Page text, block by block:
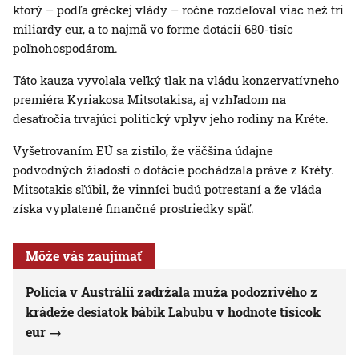
ktorý – podľa gréckej vlády – ročne rozdeľoval viac než tri
miliardy eur, a to najmä vo forme dotácií 680-tisíc
poľnohospodárom.
Táto kauza vyvolala veľký tlak na vládu konzervatívneho
premiéra Kyriakosa Mitsotakisa, aj vzhľadom na
desaťročia trvajúci politický vplyv jeho rodiny na Kréte.
Vyšetrovaním EÚ sa zistilo, že väčšina údajne
podvodných žiadostí o dotácie pochádzala práve z Kréty.
Mitsotakis sľúbil, že vinníci budú potrestaní a že vláda
získa vyplatené finančné prostriedky späť.
Môže vás zaujímať
Polícia v Austrálii zadržala muža podozrivého z
krádeže desiatok bábik Labubu v hodnote tisícok
eur